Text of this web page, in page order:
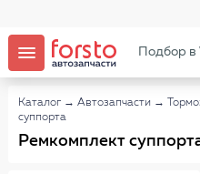
Подбор
Каталог → Автозапчасти →
суппорта
Ремкомплект